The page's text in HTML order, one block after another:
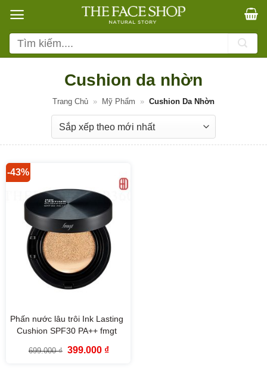
qua
nội
dung
Tìm
kiếm:
Cushion da nhờn
Trang Chủ » Mỹ Phẩm » Cushion Da Nhờn
-43%
Phấn nước lâu trôi Ink Lasting
Cushion SPF30 PA++ fmgt
699.000₫ Giá
399.000 ₫Giá